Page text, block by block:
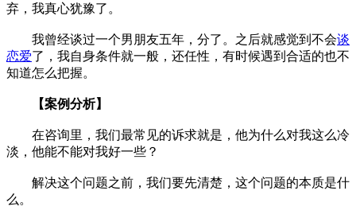
弃，我真心犹豫了。
我曾经谈过一个男朋友五年，分了。之后就感觉到不会谈
恋爱了，我自身条件就一般，还任性，有时候遇到合适的也不
知道怎么把握。
【案例分析】
在咨询里，我们最常见的诉求就是，他为什么对我这么冷
淡，他能不能对我好一些？
解决这个问题之前，我们要先清楚，这个问题的本质是什
么。